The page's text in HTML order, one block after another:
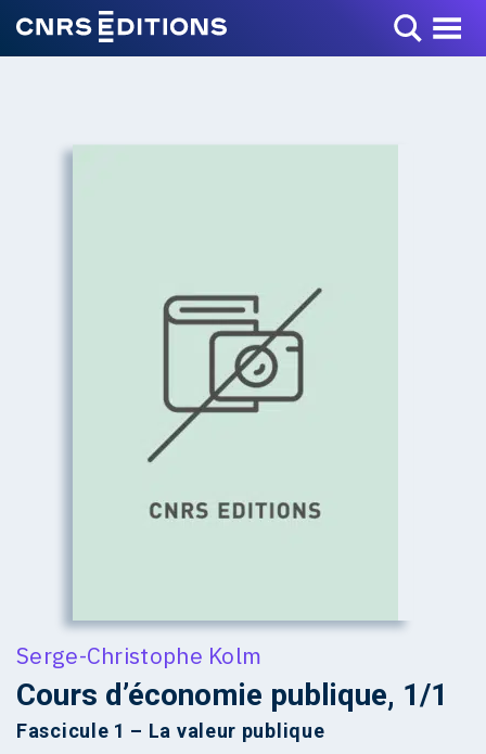
Toggle Menu
Serge-Christophe Kolm
Cours d’économie publique, 1/1
Fascicule 1 – La valeur publique